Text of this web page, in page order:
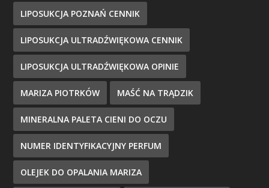
LIPOSUKCJA POZNAŃ CENNIK
LIPOSUKCJA ULTRADŹWIĘKOWA CENNIK
LIPOSUKCJA ULTRADŹWIĘKOWA OPINIE
MARIZA PIOTRKÓW MAŚĆ NA TRĄDZIK
MINERALNA PALETA CIENI DO OCZU
NUMER IDENTYFIKACYJNY PERFUM
OLEJEK DO OPALANIA MARIZA